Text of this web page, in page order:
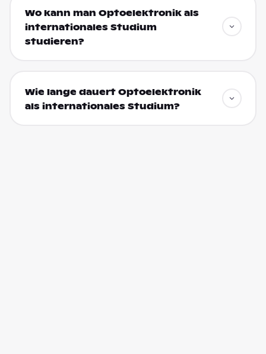
Wo kann man Optoelektronik als
internationales Studium
studieren?
Wie lange dauert Optoelektronik
als internationales Studium?